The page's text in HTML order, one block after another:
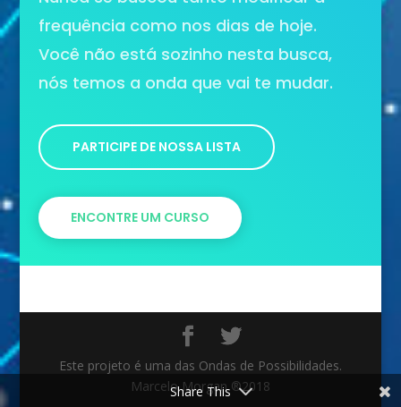
frequência como nos dias de hoje.
Você não está sozinho nesta busca,
nós temos a onda que vai te mudar.
PARTICIPE DE NOSSA LISTA
ENCONTRE UM CURSO
Este projeto é uma das Ondas de Possibilidades.
Marcelo Morgan ®2018
Share This